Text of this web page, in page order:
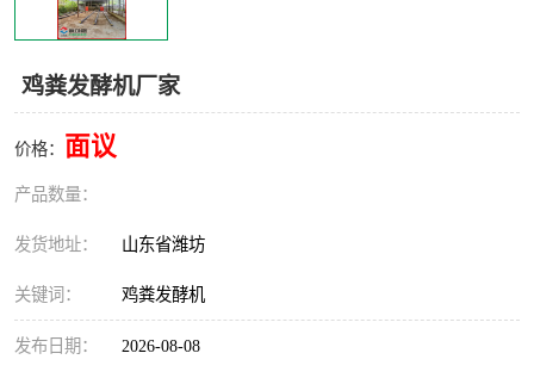
鸡粪发酵机厂家
价格： 面议
产品数量：
发货地址： 山东省潍坊
关键词： 鸡粪发酵机
发布日期： 2026-08-08